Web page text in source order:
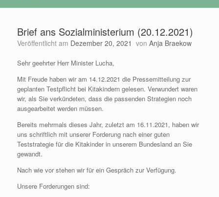
Brief ans Sozialministerium (20.12.2021)
Veröffentlicht am Dezember 20, 2021 von Anja Braekow
Sehr geehrter Herr Minister Lucha,
Mit Freude haben wir am 14.12.2021 die Pressemitteilung zur
geplanten Testpflicht bei Kitakindern gelesen. Verwundert waren
wir, als Sie verkündeten, dass die passenden Strategien noch
ausgearbeitet werden müssen.
Bereits mehrmals dieses Jahr, zuletzt am 16.11.2021, haben wir
uns schriftlich mit unserer Forderung nach einer guten
Teststrategie für die Kitakinder in unserem Bundesland an Sie
gewandt.
Nach wie vor stehen wir für ein Gespräch zur Verfügung.
Unsere Forderungen sind: